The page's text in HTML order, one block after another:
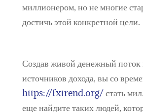
миллионером, но не многие
достичь этой конкретной цели.
Создав живой денежный поток
источников дохода, вы со
https://fxtrend.org/стать
еще найдите таких людей,